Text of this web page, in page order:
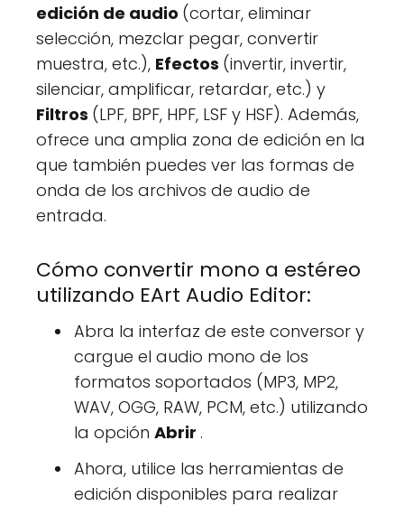
edición de audio (cortar, eliminar
selección, mezclar pegar, convertir
muestra, etc.), Efectos (invertir, invertir,
silenciar, amplificar, retardar, etc.) y
Filtros (LPF, BPF, HPF, LSF y HSF). Además,
ofrece una amplia zona de edición en la
que también puedes ver las formas de
onda de los archivos de audio de
entrada.
Cómo convertir mono a estéreo
utilizando EArt Audio Editor:
Abra la interfaz de este conversor y
cargue el audio mono de los
formatos soportados (MP3, MP2,
WAV, OGG, RAW, PCM, etc.) utilizando
la opción Abrir .
Ahora, utilice las herramientas de
edición disponibles para realizar